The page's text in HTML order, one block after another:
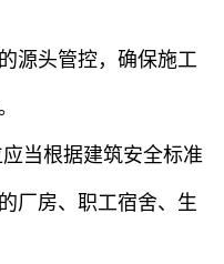
头管控，确保施工
当根据建筑安全标准
厂房、职工宿舍、生